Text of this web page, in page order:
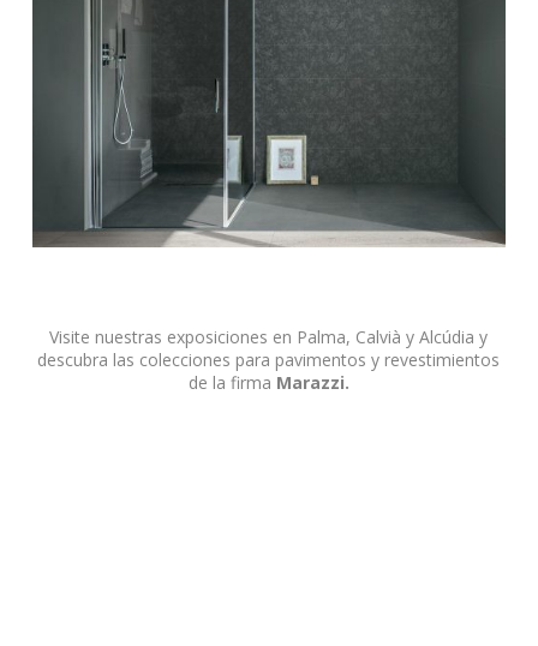
Visite nuestras exposiciones en Palma, Calvià y Alcúdia y
descubra las colecciones para pavimentos y revestimientos
de la firma Marazzi.